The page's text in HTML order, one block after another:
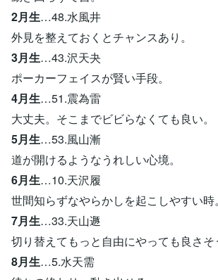
2月生…48.水風井
外見を整えておくとチャンスあり。
3月生…43.沢天夬
ポーカーフェイスが賢い手段。
4月生…51.震為雷
大丈夫。そこまでビビらなくても良い。
5月生…53.風山漸
道が開けるようなうれしい心境。
6月生…10.天沢履
世間知らずなやらかしを起こしやすい時。
7月生…33.天山遯
切り替えてもっと自由にやっても良さそ
8月生…5.水天需